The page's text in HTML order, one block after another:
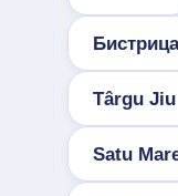
Бистрица
Târgu Jiu
Satu